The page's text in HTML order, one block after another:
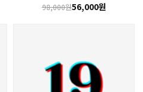
98,000원56,000원